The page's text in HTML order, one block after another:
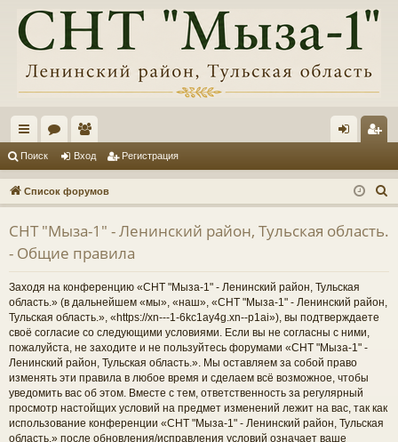
с
ы
лк
и
ум
ы
ол
ьз
ов
ат
ел
и
д ис
тр
ац
Поиск Вход Регистрация
Список форумов
о
СНТ "Мыза-1" - Ленинский район, Тульская область.
- Общие правила
Заходя на конференцию «СНТ "Мыза-1" - Ленинский район, Тульская
область.» (в дальнейшем «мы», «наш», «СНТ "Мыза-1" - Ленинский район,
Тульская область.», «https://xn---1-6kc1ay4g.xn--p1ai»), вы подтверждаете
своё согласие со следующими условиями. Если вы не согласны с ними,
пожалуйста, не заходите и не пользуйтесь форумами «СНТ "Мыза-1" -
Ленинский район, Тульская область.». Мы оставляем за собой право
изменять эти правила в любое время и сделаем всё возможное, чтобы
уведомить вас об этом. Вместе с тем, ответственность за регулярный
просмотр настойщих условий на предмет изменений лежит на вас, так как
использование конференции «СНТ "Мыза-1" - Ленинский район, Тульская
область.» после обновления/исправления условий означает ваше